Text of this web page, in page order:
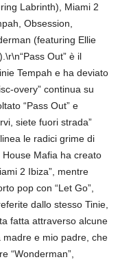
Labrinth), Miami 2
Obsession,
(featuring Ellie
Out” è il
Tempah e ha deviato
overy” continua su
“Pass Out” e
siete fuori strada”
le radici grime di
Mafia ha creato
2 Ibiza”, mentre
pop con “Let Go”,
dallo stesso Tinie,
fatta attraverso alcune
madre e mio padre, che
“Wonderman”,